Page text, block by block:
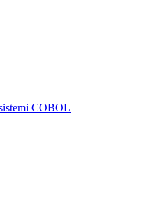
COBOL